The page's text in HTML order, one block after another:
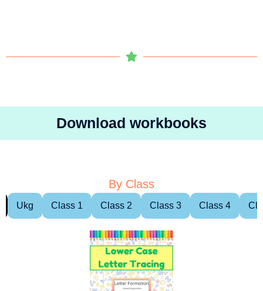
Download workbooks
By Class
Ukg Class 1 Class 2 Class 3 Class 4